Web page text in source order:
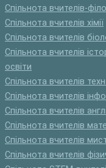
Спільнота вчителів-
Спільнота вчителів хімії
Спільнота вчителів
Спільнота вчителів
освіти
Спільнота вчителів
Спільнота вчителів
Спільнота вчителів
Спільнота вчителів
Спільнота вчителів
Спільнота вчителів